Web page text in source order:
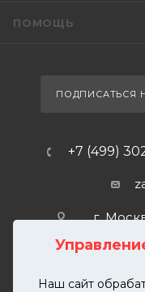
Наш сайт
ПОМОЩЬ
ПОДПИСАТЬСЯ
+7 (499)
г.